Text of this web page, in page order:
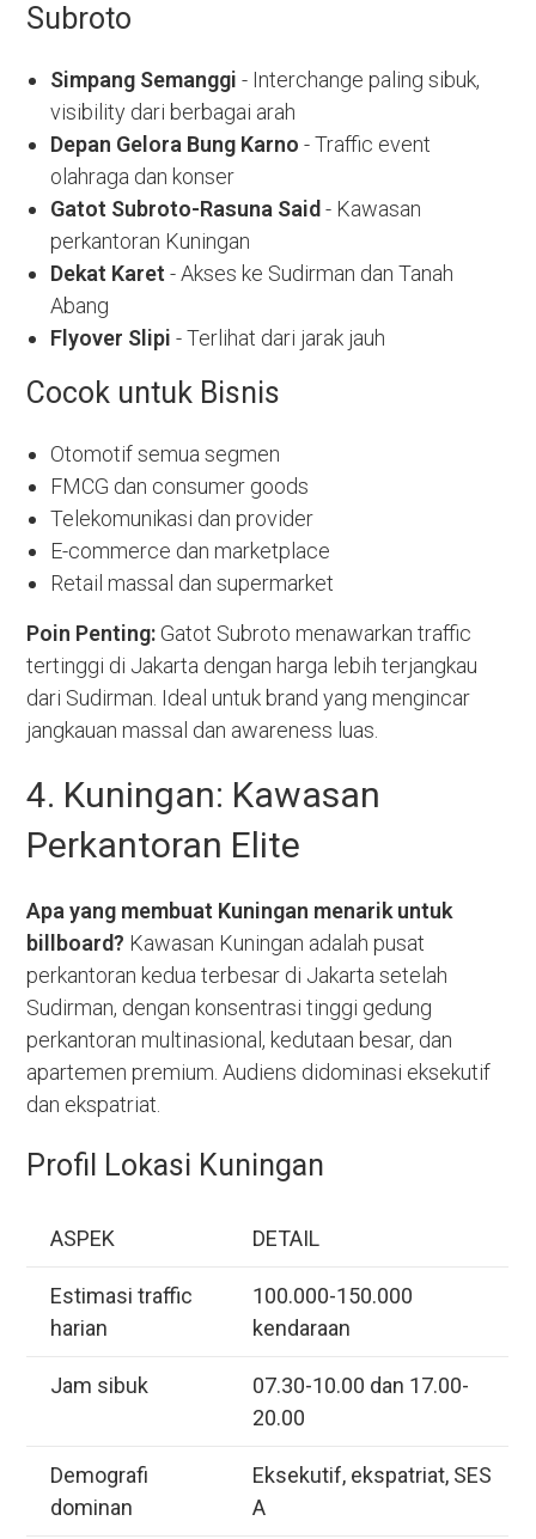
Subroto
Simpang Semanggi - Interchange paling sibuk,
visibility dari berbagai arah
Depan Gelora Bung Karno - Traffic event
olahraga dan konser
Gatot Subroto-Rasuna Said - Kawasan
perkantoran Kuningan
Dekat Karet - Akses ke Sudirman dan Tanah
Abang
Flyover Slipi - Terlihat dari jarak jauh
Cocok untuk Bisnis
Otomotif semua segmen
FMCG dan consumer goods
Telekomunikasi dan provider
E-commerce dan marketplace
Retail massal dan supermarket
Poin Penting: Gatot Subroto menawarkan traffic
tertinggi di Jakarta dengan harga lebih terjangkau
dari Sudirman. Ideal untuk brand yang mengincar
jangkauan massal dan awareness luas.
4. Kuningan: Kawasan
Perkantoran Elite
Apa yang membuat Kuningan menarik untuk
billboard? Kawasan Kuningan adalah pusat
perkantoran kedua terbesar di Jakarta setelah
Sudirman, dengan konsentrasi tinggi gedung
perkantoran multinasional, kedutaan besar, dan
apartemen premium. Audiens didominasi eksekutif
dan ekspatriat.
Profil Lokasi Kuningan
ASPEK DETAIL
Estimasi traffic
harian
100.000-150.000
kendaraan
Jam sibuk
07.30-10.00 dan 17.00-
20.00
Demografi
dominan
Eksekutif, ekspatriat, SES
A